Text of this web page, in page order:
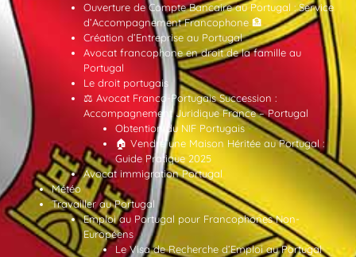
Ouverture de Compte Bancaire au Portugal : Service
d’Accompagnement Francophone 🏦
Création d’Entreprise au Portugal
Avocat francophone en droit de la famille au
Portugal
Le droit portugais
⚖️ Avocat Franco-Portugais Succession :
Accompagnement Juridique France – Portugal
Obtention du NIF Portugais
🏠 Vendre une Maison Héritée au Portugal :
Guide Pratique 2025
Avocat immigration Portugal
Météo
Travailler au Portugal
Emploi au Portugal pour Francophones Non-
Européens
Le Visa de Recherche d’Emploi au Portugal